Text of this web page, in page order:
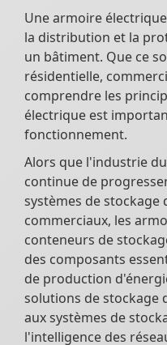
Une armoire
la distribution et la
un bâtiment. Que ce
résidentielle,
comprendre les
électrique est
fonctionnement.
Alors que l'industrie
continue de
systèmes de
commerciaux, les
conteneurs de
des composants
de production
solutions de stockage
aux systèmes de
l'intelligence des